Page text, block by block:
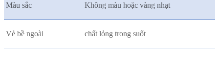
Màu sắc Không màu hoặc vàng nhạt
Vẻ bề ngoài chất lỏng trong suốt